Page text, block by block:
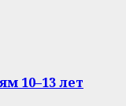
10–13 лет